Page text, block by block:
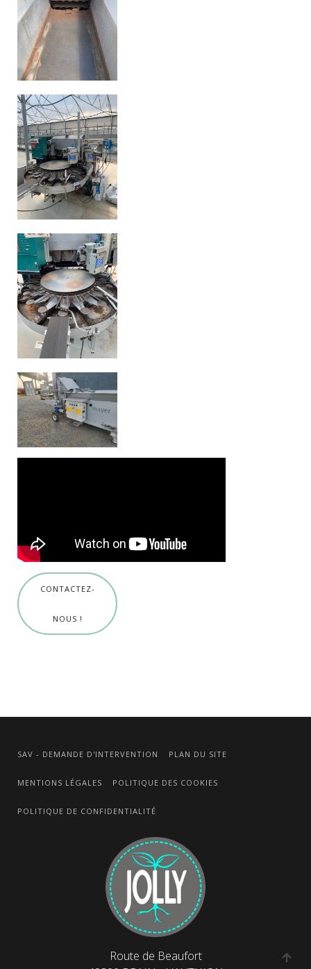
CONTACTEZ-
NOUS !
SAV - DEMANDE D'INTERVENTION PLAN DU SITE
MENTIONS LÉGALES POLITIQUE DES COOKIES
POLITIQUE DE CONFIDENTIALITÉ
Route de Beaufort